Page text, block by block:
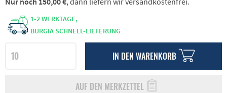
1-2 WERKTAGE,
BURGIA SCHNELL-LIEFERUNG
IN DEN WARENKORB
AUF DEN MERKZETTEL